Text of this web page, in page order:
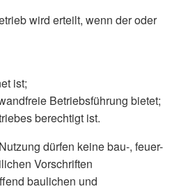
wird erteilt, wenn der oder
ist;
Betriebsführung bietet;
berechtigt ist.
dürfen keine bau-, feuer-
Vorschriften
baulichen und